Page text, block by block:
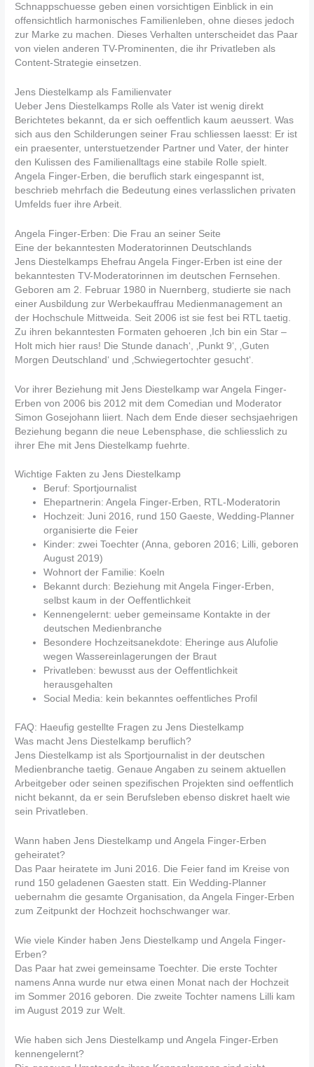
Schnappschuesse geben einen vorsichtigen Einblick in ein
offensichtlich harmonisches Familienleben, ohne dieses jedoch
zur Marke zu machen. Dieses Verhalten unterscheidet das Paar
von vielen anderen TV-Prominenten, die ihr Privatleben als
Content-Strategie einsetzen.
Jens Diestelkamp als Familienvater
Ueber Jens Diestelkamps Rolle als Vater ist wenig direkt
Berichtetes bekannt, da er sich oeffentlich kaum aeussert. Was
sich aus den Schilderungen seiner Frau schliessen laesst: Er ist
ein praesenter, unterstuetzender Partner und Vater, der hinter
den Kulissen des Familienalltags eine stabile Rolle spielt.
Angela Finger-Erben, die beruflich stark eingespannt ist,
beschrieb mehrfach die Bedeutung eines verlasslichen privaten
Umfelds fuer ihre Arbeit.
Angela Finger-Erben: Die Frau an seiner Seite
Eine der bekanntesten Moderatorinnen Deutschlands
Jens Diestelkamps Ehefrau Angela Finger-Erben ist eine der
bekanntesten TV-Moderatorinnen im deutschen Fernsehen.
Geboren am 2. Februar 1980 in Nuernberg, studierte sie nach
einer Ausbildung zur Werbekauffrau Medienmanagement an
der Hochschule Mittweida. Seit 2006 ist sie fest bei RTL taetig.
Zu ihren bekanntesten Formaten gehoeren ‚Ich bin ein Star –
Holt mich hier raus! Die Stunde danach‘, ‚Punkt 9‘, ‚Guten
Morgen Deutschland‘ und ‚Schwiegertochter gesucht‘.
Vor ihrer Beziehung mit Jens Diestelkamp war Angela Finger-
Erben von 2006 bis 2012 mit dem Comedian und Moderator
Simon Gosejohann liiert. Nach dem Ende dieser sechsjaehrigen
Beziehung begann die neue Lebensphase, die schliesslich zu
ihrer Ehe mit Jens Diestelkamp fuehrte.
Wichtige Fakten zu Jens Diestelkamp
Beruf: Sportjournalist
Ehepartnerin: Angela Finger-Erben, RTL-Moderatorin
Hochzeit: Juni 2016, rund 150 Gaeste, Wedding-Planner
organisierte die Feier
Kinder: zwei Toechter (Anna, geboren 2016; Lilli, geboren
August 2019)
Wohnort der Familie: Koeln
Bekannt durch: Beziehung mit Angela Finger-Erben,
selbst kaum in der Oeffentlichkeit
Kennengelernt: ueber gemeinsame Kontakte in der
deutschen Medienbranche
Besondere Hochzeitsanekdote: Eheringe aus Alufolie
wegen Wassereinlagerungen der Braut
Privatleben: bewusst aus der Oeffentlichkeit
herausgehalten
Social Media: kein bekanntes oeffentliches Profil
FAQ: Haeufig gestellte Fragen zu Jens Diestelkamp
Was macht Jens Diestelkamp beruflich?
Jens Diestelkamp ist als Sportjournalist in der deutschen
Medienbranche taetig. Genaue Angaben zu seinem aktuellen
Arbeitgeber oder seinen spezifischen Projekten sind oeffentlich
nicht bekannt, da er sein Berufsleben ebenso diskret haelt wie
sein Privatleben.
Wann haben Jens Diestelkamp und Angela Finger-Erben
geheiratet?
Das Paar heiratete im Juni 2016. Die Feier fand im Kreise von
rund 150 geladenen Gaesten statt. Ein Wedding-Planner
uebernahm die gesamte Organisation, da Angela Finger-Erben
zum Zeitpunkt der Hochzeit hochschwanger war.
Wie viele Kinder haben Jens Diestelkamp und Angela Finger-
Erben?
Das Paar hat zwei gemeinsame Toechter. Die erste Tochter
namens Anna wurde nur etwa einen Monat nach der Hochzeit
im Sommer 2016 geboren. Die zweite Tochter namens Lilli kam
im August 2019 zur Welt.
Wie haben sich Jens Diestelkamp und Angela Finger-Erben
kennengelernt?